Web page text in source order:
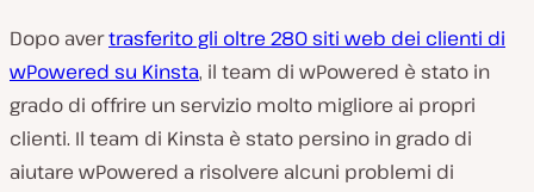
Dopo avertrasferito gli oltre 280 siti web dei clienti di
wPowered su Kinsta, il team di wPowered è stato in
grado di offrire un servizio molto migliore ai propri
clienti. Il team di Kinsta è stato persino in grado di
aiutare wPowered a risolvere alcuni problemi di